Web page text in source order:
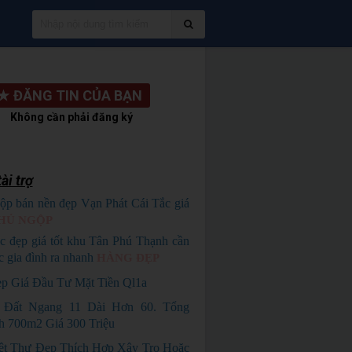
ĐĂNG TIN CỦA BẠN
Không cần phải đăng ký
trợ
bán nền đẹp Vạn Phát Cái Tắc giá
đẹp giá tốt khu Tân Phú Thạnh cần
gia đình ra nhanh
Giá Đầu Tư Mặt Tiền Ql1a
Đất Ngang 11 Dài Hơn 60. Tổng
700m2 Giá 300 Triệu
Thự Đẹp Thích Hợp Xây Trọ Hoặc